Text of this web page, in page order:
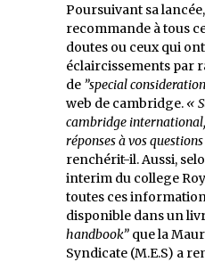
Poursuivant sa
recommande à tous
doutes ou ceux qui
éclaircissements par
de ”special
web de cambridge. «
cambridge
réponses à vos
renchérit-il. Aussi,
interim du college
toutes ces
disponible dans un
handbook” que la
Syndicate (M.E.S) a